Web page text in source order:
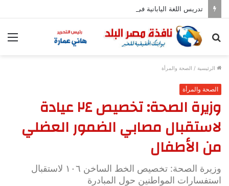
تدريس اللغة اليابانية فى المدارس بدءا من العام المقبل
بحث
الرئيسية / الصحة والمرأة
الصحة والمرأة
وزيرة الصحة: تخصيص ٢٤ عيادة
لاستقبال مصابي الضمور العضلي
من الأطفال
وزيرة الصحة: تخصيص الخط الساخن ١٠٦ لاستقبال
استفسارات المواطنين حول المبادرة